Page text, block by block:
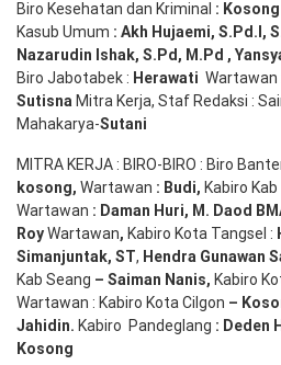
Biro Kesehatan dan Kriminal : Kosong
Kasub Umum : Akh Hujaemi, S.Pd.I,
Nazarudin Ishak, S.Pd, M.Pd ,
Biro Jabotabek : Herawati Wartawan
Sutisna Mitra Kerja, Staf Redaksi :
Mahakarya-Sutani
MITRA KERJA : BIRO-BIRO : Biro
kosong, Wartawan : Budi, Kabiro
Wartawan : Daman Huri, M. Daod
RoyWartawan, Kabiro Kota Tangsel :
Simanjuntak, ST, Hendra Gunawan
Kab Seang – Saiman Nanis, Kabiro
Wartawan : Kabiro Kota Cilgon –
Jahidin. Kabiro Pandeglang : Deden
Kosong